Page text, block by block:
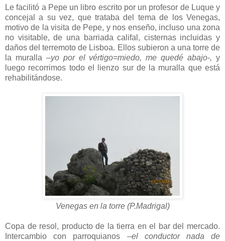
Le facilitó a Pepe un libro escrito por un profesor de Luque y
concejal a su vez, que trataba del tema de los Venegas,
motivo de la visita de Pepe, y nos enseño, incluso una zona
no visitable, de una barriada califal, cisternas incluidas y
daños del terremoto de Lisboa. Ellos subieron a una torre de
la muralla –yo por el vértigo=miedo, me quedé abajo-, y
luego recorrimos todo el lienzo sur de la muralla que está
rehabilitándose.
Venegas en la torre (P.Madrigal)
Copa de resol, producto de la tierra en el bar del mercado.
Intercambio con parroquianos –el conductor nada de